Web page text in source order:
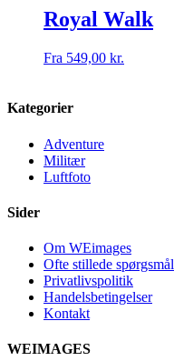
Royal Walk
Fra 549,00 kr.
Kategorier
Adventure
Militær
Luftfoto
Sider
Om WEimages
Ofte stillede spørgsmål
Privatlivspolitik
Handelsbetingelser
Kontakt
WEIMAGES